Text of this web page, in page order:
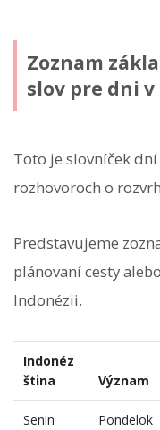
Zoznam
slov pre dni
Toto je slovníček
rozhovoroch o
Predstavujeme
plánovaní cesty
Indonézii.
Indonéz
ština
Význam
Senin Pondelok